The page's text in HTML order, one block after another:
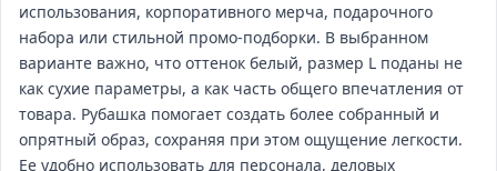
использования, корпоративного мерча, подарочного
набора или стильной промо‑подборки. В выбранном
варианте важно, что оттенок белый, размер L поданы не
как сухие параметры, а как часть общего впечатления от
товара. Рубашка помогает создать более собранный и
опрятный образ, сохраняя при этом ощущение легкости.
Ее удобно использовать для персонала, деловых